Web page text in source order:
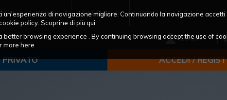
di navigazione migliore. Continuando la navigazione accetti
policy. Scoprine di più qui
better browsing experience . By continuing browsing accept the use of
more here
NEWS CATALOGHI CONTATTI
LOGIN
ACCEDI /